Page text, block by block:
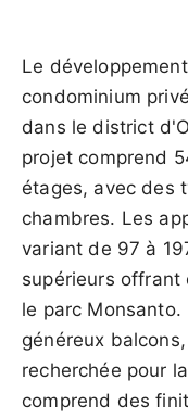
Le
condominium
dans le district
projet comprend
étages, avec des
chambres. Les
variant de 97 à
supérieurs offrant
le parc
généreux
recherchée pour
comprend des